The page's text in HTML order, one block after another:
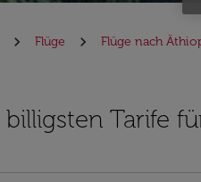
Flüge Flüge nach
billigsten Tarife